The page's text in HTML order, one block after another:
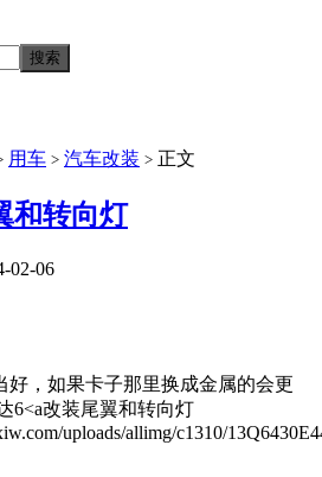
用车 > 汽车改装 > 正文
和转向灯
02-06
好，如果卡子那里换成金属的会更
改装尾翼和转向灯
uploads/allimg/c1310/